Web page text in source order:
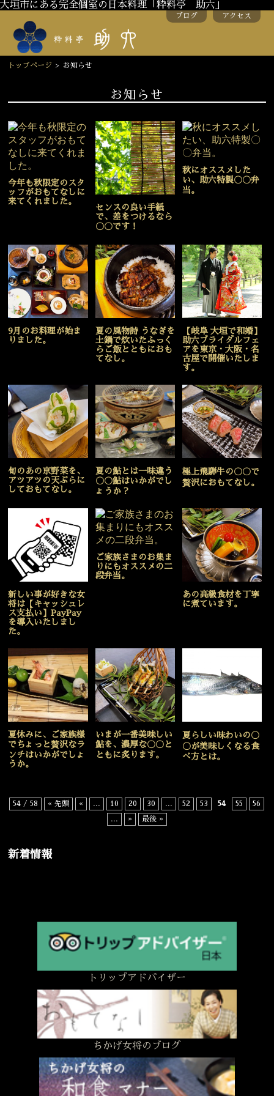
大垣市にある完全個室の日本料理「粋料亭 助六」
ブログ アクセス
トップページ > お知らせ
お知らせ
今年も秋限定のスタ
ッフがおもてなしに
来てくれました。
センスの良い手紙
で、差をつけるなら
〇〇です！
秋にオススメした
い、助六特製〇〇弁
当。
9月のお料理が始ま
りました。
夏の風物詩 うなぎを
土鍋で炊いたふっく
らご飯とともにおも
てなし。
【岐阜 大垣で和婚】
助六ブライダルフェ
アを東京・大阪・名
古屋で開催いたしま
す。
旬のあの京野菜を、
アツアツの天ぷらに
しておもてなし。
夏の鮎とは一味違う
〇〇鮎はいかがでし
ょうか？
極上飛騨牛の〇〇で
贅沢におもてなし。
新しい事が好きな女
将は【キャッシュレ
ス支払い】PayPay
を導入いたしまし
た。
ご家族さまのお集ま
りにもオススメの二
段弁当。
あの高級食材を丁寧
に煮ています。
夏休みに、ご家族様
でちょっと贅沢なラ
ンチはいかがでしょ
うか。
いまが一番美味しい
鮎を、濃厚な〇〇と
ともに炙ります。
夏らしい味わいの〇
〇が美味しくなる食
べ方とは。
54 / 58 « 先頭 « ... 10 20 30 ... 52 53 54 55 56
... » 最後 »
新着情報
トリップアドバイザー
ちかげ女将のブログ